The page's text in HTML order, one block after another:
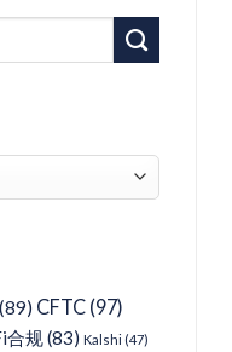
(89) CFTC (97)
合规(83) Kalshi (47)